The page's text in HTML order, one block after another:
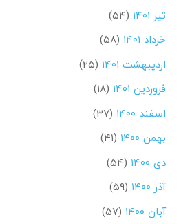
تیر ۱۴۰۱
(۵۴)
خرداد ۱۴۰۱
(۵۸)
اردیبهشت ۱۴۰۱
(۲۵)
فروردین ۱۴۰۱
(۱۸)
اسفند ۱۴۰۰
(۳۷)
بهمن ۱۴۰۰
(۴۱)
دی ۱۴۰۰
(۵۴)
آذر ۱۴۰۰
(۵۹)
آبان ۱۴۰۰
(۵۷)